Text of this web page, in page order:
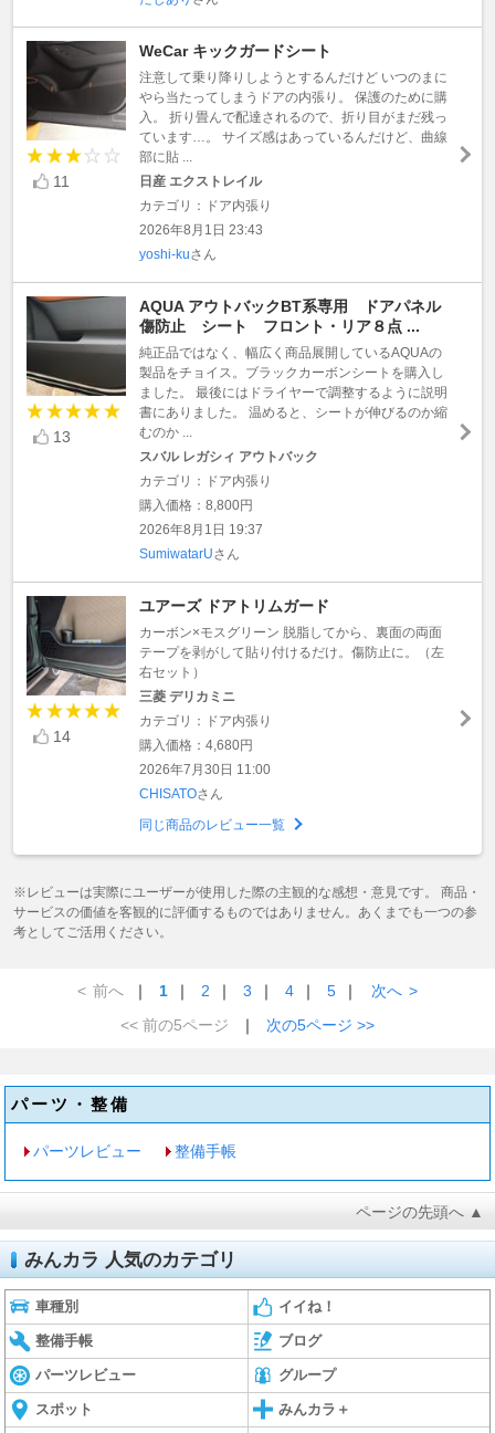
11
WeCar キックガードシート
注意して乗り降りしようとするんだけど いつのまに
やら当たってしまうドアの内張り。 保護のために購
入。 折り畳んで配達されるので、折り目がまだ残っ
ています…。 サイズ感はあっているんだけど、曲線
部に貼 ...
日産 エクストレイル
カテゴリ：ドア内張り
2026年8月1日 23:43
yoshi-kuさん
13
AQUA アウトバックBT系専用 ドアパネル
傷防止 シート フロント・リア８点 ...
純正品ではなく、幅広く商品展開しているAQUAの
製品をチョイス。ブラックカーボンシートを購入し
ました。 最後にはドライヤーで調整するように説明
書にありました。 温めると、シートが伸びるのか縮
むのか ...
スバル レガシィ アウトバック
カテゴリ：ドア内張り
購入価格：8,800円
2026年8月1日 19:37
SumiwatarUさん
14
ユアーズ ドアトリムガード
カーボン×モスグリーン 脱脂してから、裏面の両面
テープを剥がして貼り付けるだけ。傷防止に。（左
右セット）
三菱 デリカミニ
カテゴリ：ドア内張り
購入価格：4,680円
2026年7月30日 11:00
CHISATOさん
同じ商品のレビュー一覧
※レビューは実際にユーザーが使用した際の主観的な感想・意見です。 商品・
サービスの価値を客観的に評価するものではありません。あくまでも一つの参
考としてご活用ください。
< 前へ ｜ 1 ｜ 2 ｜ 3 ｜ 4 ｜ 5 ｜ 次へ >
<< 前の5ページ
｜ 次の5ページ >>
パーツ・整備
パーツレビュー 整備手帳
ページの先頭へ ▲
みんカラ 人気のカテゴリ
車種別 イイね！
整備手帳 ブログ
パーツレビュー グループ
スポット みんカラ＋